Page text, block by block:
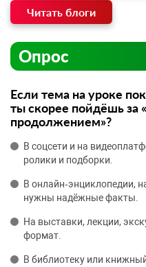
Читать блоги
Опрос
Если тема на уроке
ты скорее пойдёшь за
продолжением»?
В соцсети и на
ролики и подборки.
В онлайн‑энциклопедии,
нужны надёжные факты.
На выставки, лекции,
формат.
В библиотеку или